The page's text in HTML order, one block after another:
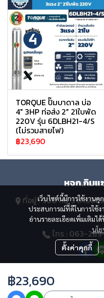
TORQUE ปั๊มบาดาล บ่อ
4" 3HP ท่อส่ง 2" 21ใบพัด
220V รุ่น 6DLBH21-4/S
(ไม่รวมสายไฟ)
฿23,690
฿23,690
เว็บไซต์นี้มีการใช้งาน
ประสบการณ์ที่ดีในการใช้ง
อ่านรายละเอียดเพิ่มเติมไ
นโ
ตั้งค่าคุกกี้
หจก.กิมแ
ที่อยู่ : 900 หมู่ 5 ตำบลส
โทร : 063-
Copyright 2023 | All